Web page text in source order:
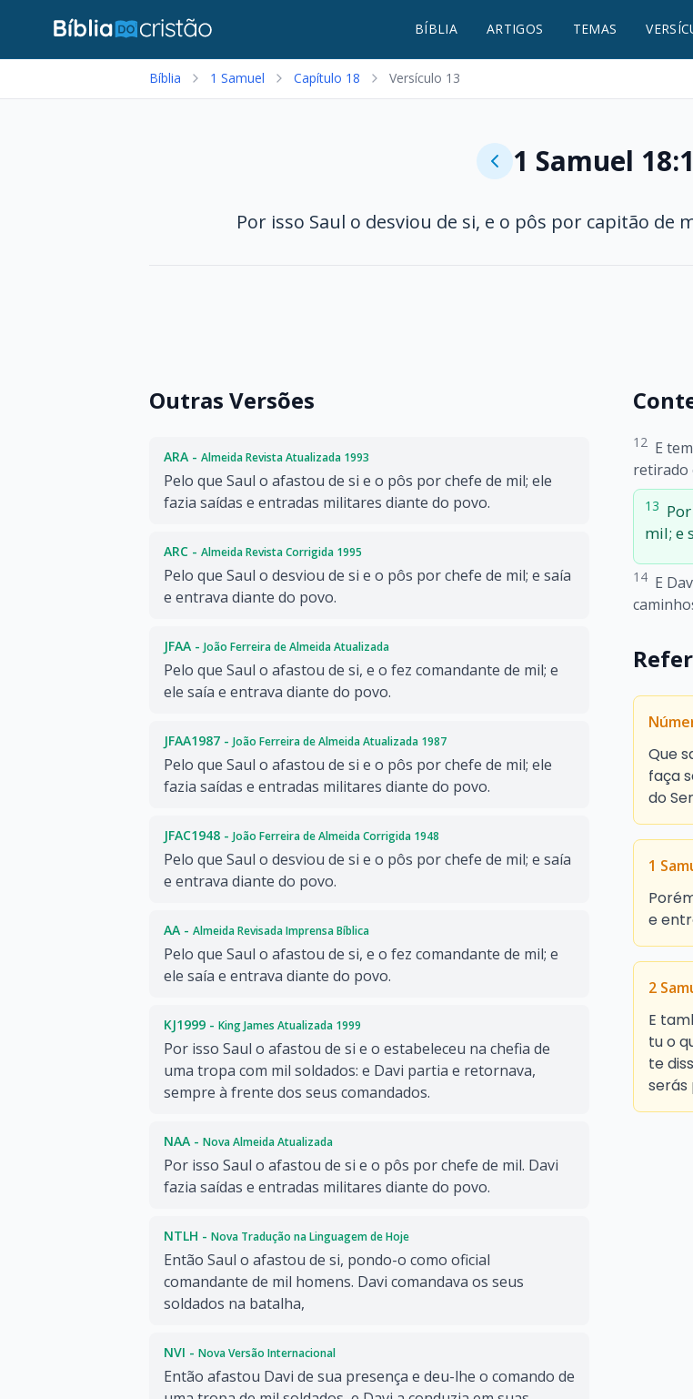
BÍBLIA ARTIGOS TEMAS
Bíblia 1 Samuel Capítulo 18 Versículo 13
1 Samuel
Por isso Saul o desviou de si, e o pôs por capitão de
Outras Versões
ARA - Almeida Revista Atualizada 1993
Pelo que Saul o afastou de si e o pôs por chefe de mil; ele
fazia saídas e entradas militares diante do povo.
ARC - Almeida Revista Corrigida 1995
Pelo que Saul o desviou de si e o pôs por chefe de mil; e saía
e entrava diante do povo.
JFAA - João Ferreira de Almeida Atualizada
Pelo que Saul o afastou de si, e o fez comandante de mil; e
ele saía e entrava diante do povo.
JFAA1987 - João Ferreira de Almeida Atualizada 1987
Pelo que Saul o afastou de si e o pôs por chefe de mil; ele
fazia saídas e entradas militares diante do povo.
JFAC1948 - João Ferreira de Almeida Corrigida 1948
Pelo que Saul o desviou de si e o pôs por chefe de mil; e saía
e entrava diante do povo.
AA - Almeida Revisada Imprensa Bíblica
Pelo que Saul o afastou de si, e o fez comandante de mil; e
ele saía e entrava diante do povo.
KJ1999 - King James Atualizada 1999
Por isso Saul o afastou de si e o estabeleceu na chefia de
uma tropa com mil soldados: e Davi partia e retornava,
sempre à frente dos seus comandados.
NAA - Nova Almeida Atualizada
Por isso Saul o afastou de si e o pôs por chefe de mil. Davi
fazia saídas e entradas militares diante do povo.
NTLH - Nova Tradução na Linguagem de Hoje
Então Saul o afastou de si, pondo-o como oficial
comandante de mil homens. Davi comandava os seus
soldados na batalha,
NVI - Nova Versão Internacional
Então afastou Davi de sua presença e deu-lhe o comando de
12 E
retirado
13
mil; e
14 E
Que
faça
do
1
e
2
E
tu o
te
serás